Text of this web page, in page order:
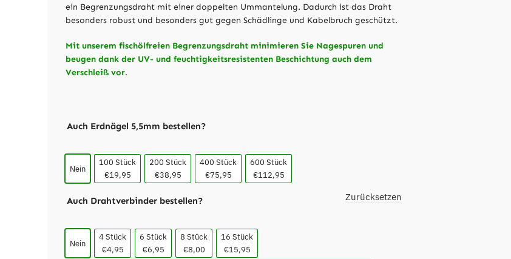
ein Begrenzungsdraht mit einer doppelten Ummantelung. Dadurch ist das Draht
besonders robust und besonders gut gegen Schädlinge und Kabelbruch geschützt.
Mit unserem fischölfreien Begrenzungsdraht minimieren Sie Nagespuren und
beugen dank der UV- und feuchtigkeitsresistenten Beschichtung auch dem
Verschleiß vor.
Auch Erdnägel 5,5mm bestellen?
Nein
100 Stück
€19,95
200 Stück
€38,95
400 Stück
€75,95
600 Stück
€112,95
Auch Drahtverbinder bestellen?
Nein
4 Stück
€4,95
6 Stück
€6,95
8 Stück
€8,00
16 Stück
€15,95
Zurücksetzen